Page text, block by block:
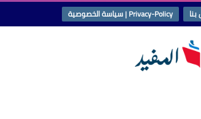
Privacy-Policy | سياسة الخصوصية